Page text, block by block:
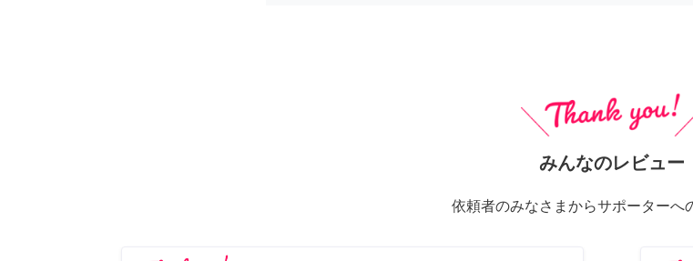
みんなのレビュー
依頼者のみなさまからサポーターへ